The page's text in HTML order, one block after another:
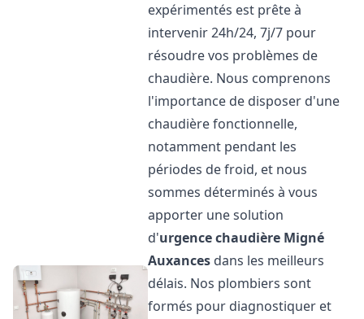
expérimentés est prête à
intervenir 24h/24, 7j/7 pour
résoudre vos problèmes de
chaudière. Nous comprenons
l'importance de disposer d'une
chaudière fonctionnelle,
notamment pendant les
périodes de froid, et nous
sommes déterminés à vous
apporter une solution
d'urgence chaudière Migné
Auxances dans les meilleurs
délais. Nos plombiers sont
formés pour diagnostiquer et